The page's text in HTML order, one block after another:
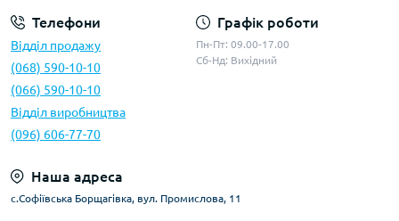
Телефони
Відділ продажу
(068) 590-10-10
(066) 590-10-10
Відділ виробництва
(096) 606-77-70
Графік роботи
Пн-Пт: 09.00-17.00
Сб-Нд: Вихідний
Наша адреса
с.Софіївська Борщагівка, вул. Промислова, 11